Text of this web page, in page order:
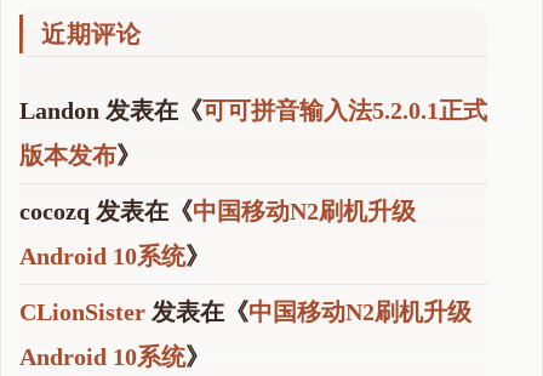
近期评论
Landon 发表在《可可拼音输入法5.2.0.1正式
版本发布》
cocozq 发表在《中国移动N2刷机升级
Android 10系统》
CLionSister 发表在《中国移动N2刷机升级
Android 10系统》